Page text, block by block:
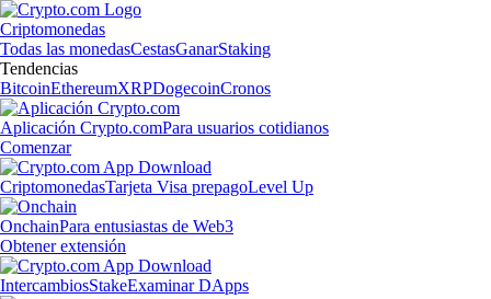
Criptomonedas
Todas las monedasCestasGanarStaking
Tendencias
BitcoinEthereumXRPDogecoinCronos
Aplicación Crypto.comPara usuarios cotidianos
Comenzar
CriptomonedasTarjeta Visa prepagoLevel Up
OnchainPara entusiastas de Web3
Obtener extensión
IntercambiosStakeExaminar DApps